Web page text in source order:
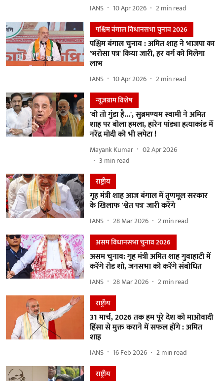
IANS 10 Apr 2026 2min read
पश्चिम बंगाल विधानसभा चुनाव 2026
पश्चिम बंगाल चुनाव : अमित शाह ने भाजपा का
'भरोसा पत्र' किया जारी, हर वर्ग को मिलेगा
लाभ
IANS 10 Apr 2026 2min read
न्यूज़ग्राम विशेष
'वो तो गुंडा है...', सुब्रमण्यम स्वामी ने अमित
शाह पर बोला हमला, हारेन पांड्या हत्याकांड में
नरेंद्र मोदी को भी लपेटा !
Mayank Kumar
02 Apr 2026
3 min read
राष्ट्रीय
गृह मंत्री शाह आज बंगाल में तृणमूल सरकार
के खिलाफ 'श्वेत पत्र' जारी करेंगे
IANS 28 Mar 2026 2min read
असम विधानसभा चुनाव 2026
असम चुनाव: गृह मंत्री अमित शाह गुवाहाटी में
करेंगे रोड शो, जनसभा को करेंगे संबोधित
IANS 28 Mar 2026 2min read
राष्ट्रीय
31 मार्च, 2026 तक हम पूरे देश को माओवादी
हिंसा से मुक्त कराने में सफल होंगे : अमित
शाह
IANS 16 Feb 2026 2min read
राष्ट्रीय